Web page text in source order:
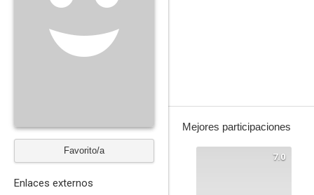
Favorito/a
Enlaces externos
Mejores participaciones
7.0